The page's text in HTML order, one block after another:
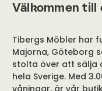
Välkommen till
Tibergs Möbler har
Majorna, Göteborg
stolta över att sälja
hela Sverige. Med